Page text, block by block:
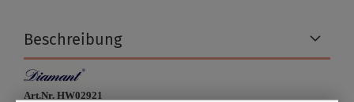
Beschreibung
Art.Nr. HW02921